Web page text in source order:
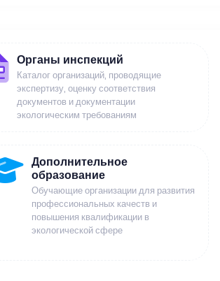
Органы инспекций
Каталог организаций, проводящие
экспертизу, оценку соответствия
документов и документации
экологическим требованиям
Дополнительное
образование
Обучающие организации для развития
профессиональных качеств и
повышения квалификации в
экологической сфере